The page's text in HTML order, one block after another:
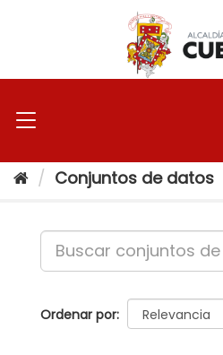
Conjuntos de datos
Ordenar por